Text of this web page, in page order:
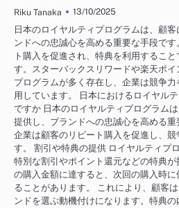
Riku Tanaka
13/10/2025
日本のロイヤルティプログラムは、顧
ンドへの忠誠心を高める重要な手段で
ト購入を促進され、特典を利用するこ
す。スターバックスリワードや楽天ポ
プログラムが多く存在し、企業は競争
用しています。 日本におけるロイヤル
ですか 日本のロイヤルティプログラム
提供し、ブランドへの忠誠心を高める重
企業は顧客のリピート購入を促進し、
す。 割引や特典の提供 ロイヤルティプ
特別な割引やポイント還元などの特典
の購入金額に達すると、次回の購入時に
ることがあります。 これにより、顧客
ンドを選ぶ動機付けになります。特典